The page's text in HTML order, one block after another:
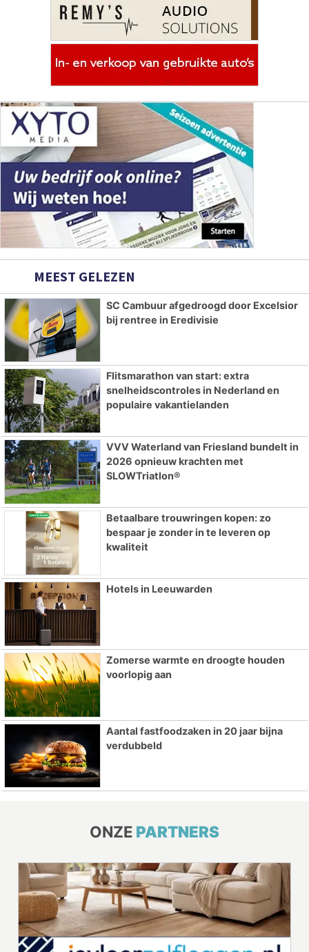
MEEST GELEZEN
SC Cambuur afgedroogd door Excelsior
bij rentree in Eredivisie
Flitsmarathon van start: extra
snelheidscontroles in Nederland en
populaire vakantielanden
VVV Waterland van Friesland bundelt in
2026 opnieuw krachten met
SLOWTriatlon®
Betaalbare trouwringen kopen: zo
bespaar je zonder in te leveren op
kwaliteit
Hotels in Leeuwarden
Zomerse warmte en droogte houden
voorlopig aan
Aantal fastfoodzaken in 20 jaar bijna
verdubbeld
ONZE PARTNERS